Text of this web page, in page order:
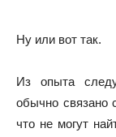
Ну или вот так.
Из опыта
обычно связано
что не могут